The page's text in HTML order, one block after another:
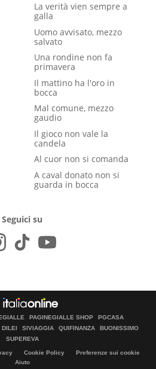
La verità vien sempre a
galla
Uomo avvisato, mezzo
salvato
Una rondine non fa
primavera
Il mattino ha l'oro in
bocca
Mal comune, mezzo
gaudio
Il gioco non vale la
candela
Al cuor non si comanda
A caval donato non si
guarda in bocca
Seguici su
PAGINEGIALLE SHOP
PGCASA
DILEI SIVIAGGIA QUIFINANZA
BUONISSIMO
SUPEREVA
Cookie Policy
Preferenze sui cookie
Aiuto